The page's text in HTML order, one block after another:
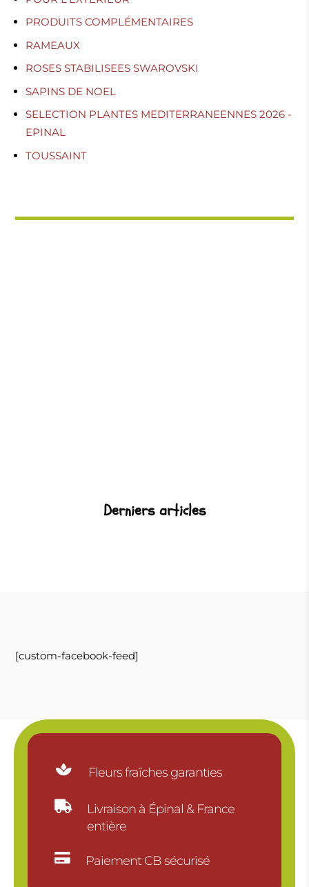
PRODUITS COMPLÉMENTAIRES
RAMEAUX
ROSES STABILISEES SWAROVSKI
SAPINS DE NOEL
SELECTION PLANTES MEDITERRANEENNES 2026 -
EPINAL
TOUSSAINT
Derniers articles
[custom-facebook-feed]
 Fleurs fraîches garanties

Livraison à Épinal & France
entière
 Paiement CB sécurisé